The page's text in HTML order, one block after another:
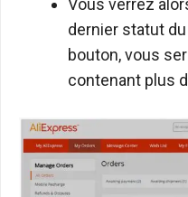
Vous verrez
dernier statut
bouton, vous
contenant plus